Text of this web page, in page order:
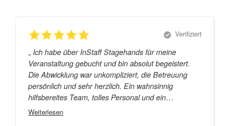
Verifiziert
„
Veranstaltung gebucht und bin absolut begeistert.
Die Abwicklung war unkompliziert, die Betreuung
persönlich und sehr herzlich. Ein wahnsinnig
hilfsbereites Team, tolles Personal und ein
reibungsloser Ablauf jederzeit gerne wieder!
Weiterlesen